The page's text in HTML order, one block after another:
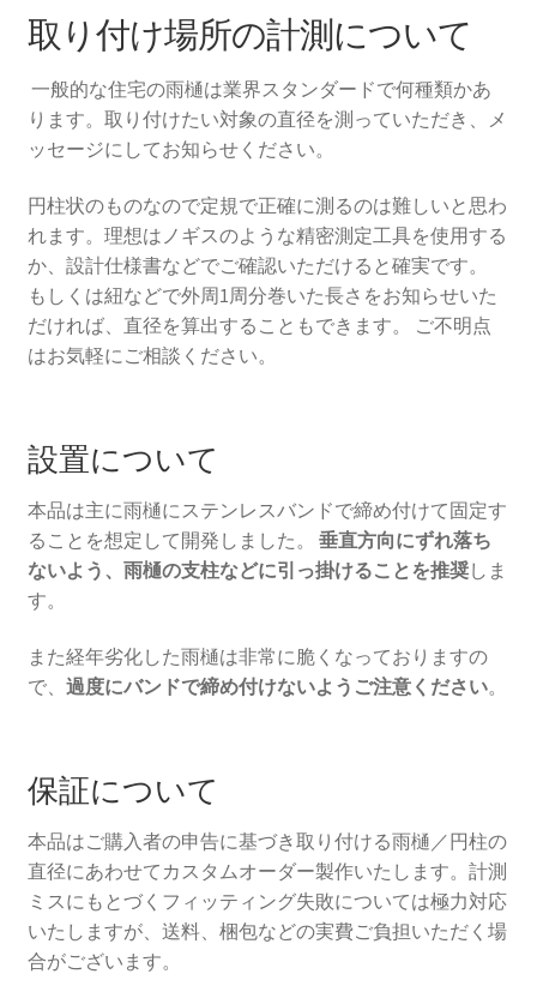
取り付け場所の計測について
一般的な住宅の雨樋は業界スタンダードで何種類かあ
ります。取り付けたい対象の直径を測っていただき、メ
ッセージにしてお知らせください。
円柱状のものなので定規で正確に測るのは難しいと思わ
れます。理想はノギスのような精密測定工具を使用する
か、設計仕様書などでご確認いただけると確実です。
もしくは紐などで外周1周分巻いた長さをお知らせいた
だければ、直径を算出することもできます。 ご不明点
はお気軽にご相談ください。
設置について
本品は主に雨樋にステンレスバンドで締め付けて固定す
ることを想定して開発しました。 垂直方向にずれ落ち
ないよう、雨樋の支柱などに引っ掛けることを推奨しま
す。
また経年劣化した雨樋は非常に脆くなっておりますの
で、 過度にバンドで締め付けないようご注意ください。
保証について
本品はご購入者の申告に基づき取り付ける雨樋／円柱の
直径にあわせてカスタムオーダー製作いたします。計測
ミスにもとづくフィッティング失敗については極力対応
いたしますが、送料、梱包などの実費ご負担いただく場
合がございます。